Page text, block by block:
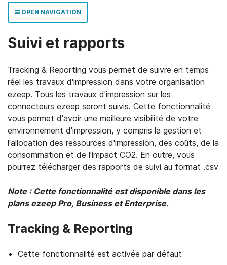
OPEN NAVIGATION
Suivi et rapports
Tracking & Reporting vous permet de suivre en temps
réel les travaux d'impression dans votre organisation
ezeep. Tous les travaux d'impression sur les
connecteurs ezeep seront suivis. Cette fonctionnalité
vous permet d'avoir une meilleure visibilité de votre
environnement d'impression, y compris la gestion et
l'allocation des ressources d'impression, des coûts, de la
consommation et de l'impact CO2. En outre, vous
pourrez télécharger des rapports de suivi au format .csv
Note : Cette fonctionnalité est disponible dans les
plans ezeep Pro, Business et Enterprise.
Tracking & Reporting
Cette fonctionnalité est activée par défaut